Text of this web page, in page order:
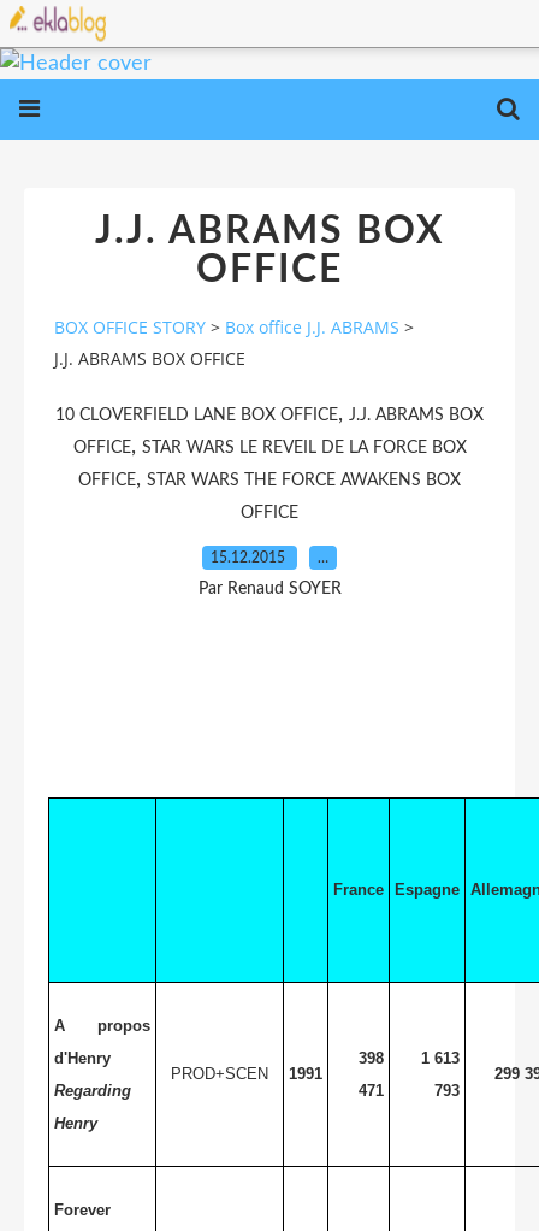
J.J. ABRAMS BOX
OFFICE
BOX OFFICE STORY > Box office J.J. ABRAMS >
J.J. ABRAMS BOX OFFICE
10 CLOVERFIELD LANE BOX OFFICE, J.J. ABRAMS BOX
OFFICE, STAR WARS LE REVEIL DE LA FORCE BOX
OFFICE, STAR WARS THE FORCE AWAKENS BOX
OFFICE
15.12.2015 …
Par Renaud SOYER
France Espagne
A propos
d'Henry
Regarding
Henry
PROD+SCEN 1991
398
471
1 613
793
299
Forever